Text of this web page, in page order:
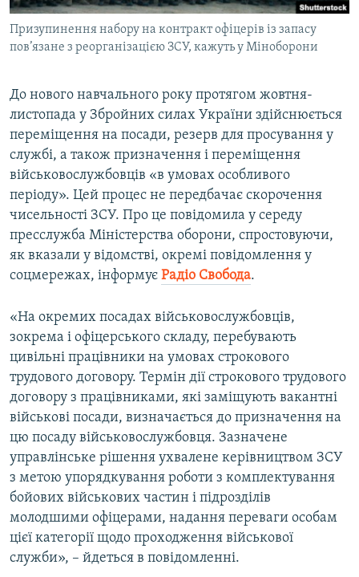
УКРАЇНСЬКА ПРОБЛЕМА КРИМУ
ІНФОГРАФІКА
ДОЛУЧАЙСЯ!
Усі сайти RFE/RL
Призупинення набору на контракт офіцерів із запасу
пов’язане з реорганізацією ЗСУ, кажуть у Міноборони
До нового навчального року протягом жовтня-
листопада у Збройних силах України здійснюється
переміщення на посади, резерв для просування у
службі, а також призначення і переміщення
військовослужбовців «в умовах особливого
періоду». Цей процес не передбачає скорочення
чисельності ЗСУ. Про це повідомила у середу
пресслужба Міністерства оборони, спростовуючи,
як вказали у відомстві, окремі повідомлення у
соцмережах, інформує Радіо Свобода.
«На окремих посадах військовослужбовців,
зокрема і офіцерського складу, перебувають
цивільні працівники на умовах строкового
трудового договору. Термін дії строкового трудового
договору з працівниками, які заміщують вакантні
військові посади, визначається до призначення на
цю посаду військовослужбовця. Зазначене
управлінське рішення ухвалене керівництвом ЗСУ
з метою упорядкування роботи з комплектування
бойових військових частин і підрозділів
молодшими офіцерами, надання переваги особам
цієї категорії щодо проходження військової
служби», – йдеться в повідомленні.